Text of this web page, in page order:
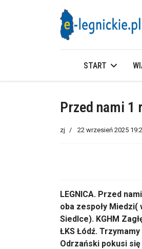
START
Przed nami 1
zj 22 wrzesień 2025
LEGNICA. Przed
oba zespoły
Siedlce). KGHM
ŁKS Łódź.
Odrzański pokusi